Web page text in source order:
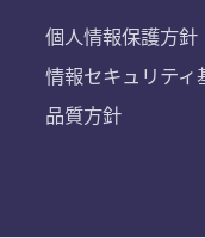
個人情報保護方針
情報セキュリティ
品質方針